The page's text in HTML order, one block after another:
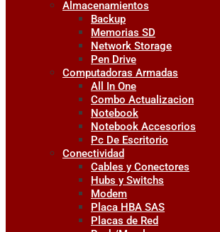
Almacenamientos
Backup
Memorias SD
Network Storage
Pen Drive
Computadoras Armadas
All In One
Combo Actualizacion
Notebook
Notebook Accesorios
Pc De Escritorio
Conectividad
Cables y Conectores
Hubs y Switchs
Modem
Placa HBA SAS
Placas de Red